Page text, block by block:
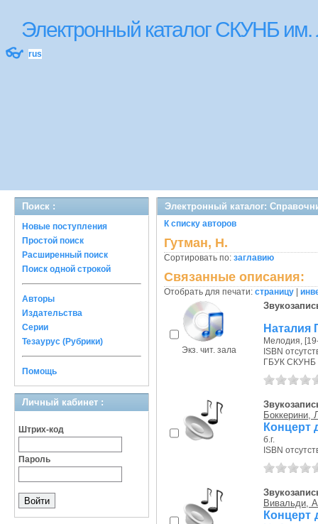
Электронный каталог СКУНБ
👓 rus
Поиск :
Новые поступления
Простой поиск
Расширенный поиск
Поиск одной строкой
Авторы
Издательства
Серии
Тезаурус (Рубрики)
Помощь
Личный кабинет :
Штрих-код
Пароль
Электронный каталог:
К списку авторов
Гутман, Н.
Сортировать по: заглавию
Связанные описания:
Отобрать для печати: страницу
Экз. чит. зала
Наталия
Мелодия,
ISBN
ГБУК
Боккерини,
Концерт
б.г.
ISBN
Вивальди,
Концерт